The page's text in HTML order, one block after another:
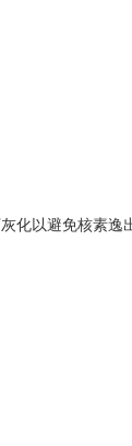
以避免核素